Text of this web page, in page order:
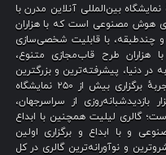
بین‌المللی آنلاین مدرن با
هوش مصنوعی است که با هزاران
چندطبقه، با قابلیت شخصی‌سازی
هزاران طرح قاب‌مجازی متنوع،
در دنیا، پیشرفته‌ترین و بزرگترین
گالری آنلاین در کل جهان می‌باشد، که باتجربهٔ برگزاری بیش از ۲۵۰ نمایشگاه
از سراسرجهان،
گالری لیلیت همچنین با ابداع
و با ابداع و برگزاری اولین
و نوآورانه‌ترین گالری در کل